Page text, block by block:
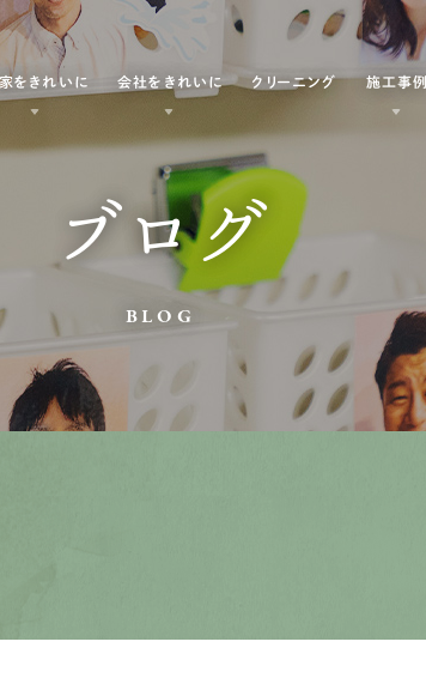
をきれいに 会社をきれいに クリーニング 施工事例
ブログ
BLOG